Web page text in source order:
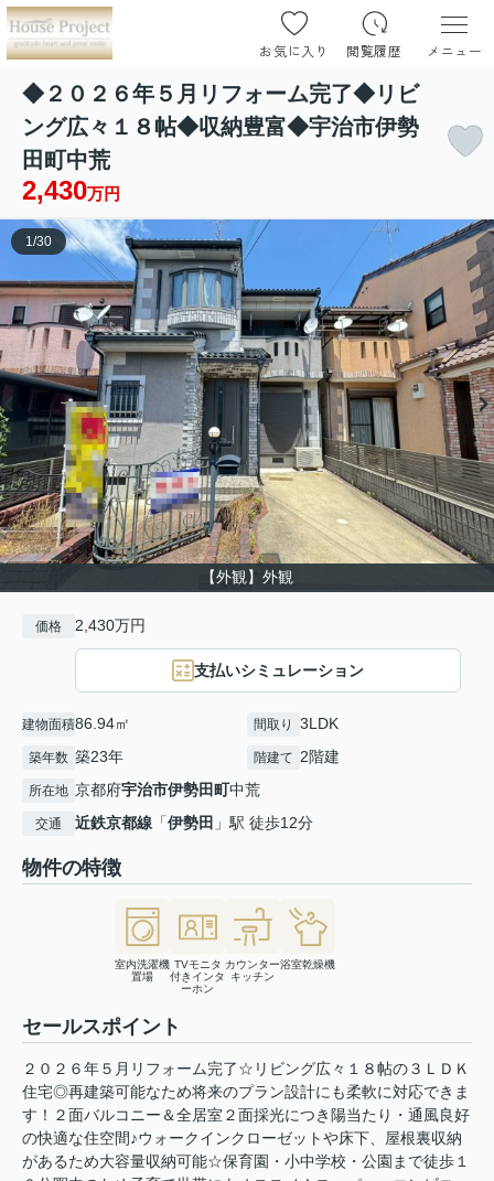
お気に入り 閲覧履歴 メニュー
◆２０２６年５月リフォーム完了◆リビ
ング広々１８帖◆収納豊富◆宇治市伊勢
田町中荒
2,430万円
【外観】外観
1 /30
価格 2,430万円
支払いシミュレーション
建物面積86.94㎡ 間取り 3LDK
築年数 築23年 階建て 2階建
所在地 京都府宇治市伊勢田町中荒
交通 近鉄京都線 「伊勢田 」駅 徒歩12分
物件の特徴
室内洗濯機
置場
TVモニタ
付きインタ
ーホン
カウンター
キッチン
浴室乾燥機
セールスポイント
２０２６年５月リフォーム完了☆リビング広々１８帖の３ＬＤＫ
住宅◎再建築可能なため将来のプラン設計にも柔軟に対応できま
す！２面バルコニー＆全居室２面採光につき陽当たり・通風良好
の快適な住空間♪ウォークインクローゼットや床下、屋根裏収納
があるため大容量収納可能☆保育園・小中学校・公園まで徒歩１